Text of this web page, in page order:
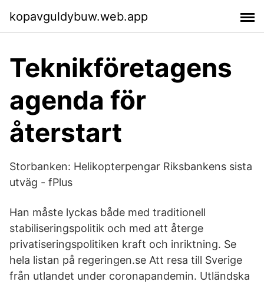
kopavguldybuw.web.app
Teknikföretagens
agenda för
återstart
Storbanken: Helikopterpengar Riksbankens sista
utväg - fPlus
Han måste lyckas både med traditionell
stabiliseringspolitik och med att återge
privatiseringspolitiken kraft och inriktning. Se
hela listan på regeringen.se Att resa till Sverige
från utlandet under coronapandemin. Utländska